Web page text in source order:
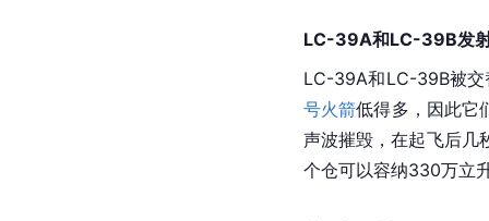
LC-39A和LC-39B发
LC-39A和LC-39B被交
号火箭低得多，因此它
声波摧毁，在起飞后几
个仓可以容纳330万立